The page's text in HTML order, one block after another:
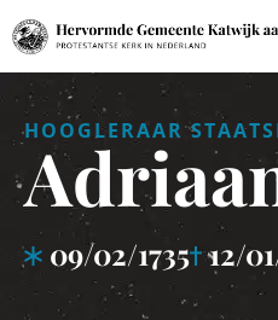
Ga
naar
inhoud
HOOGLERAAR
09/02/1735 12/